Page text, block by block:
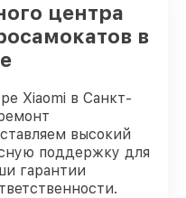
центра
в
Xiaomi в Санкт-
высокий
поддержку для
гарантии